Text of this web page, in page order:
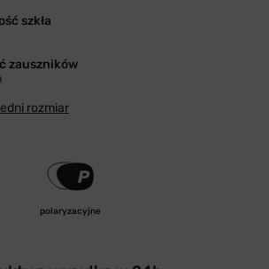
szkła
zauszników
rozmiar
polaryzacyjne